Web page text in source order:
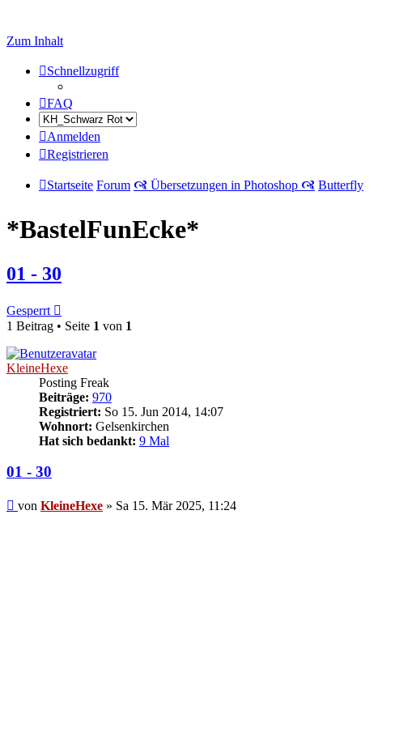
Zum Inhalt
Schnellzugriff
FAQ
Anmelden
Registrieren
Startseite Forum 🙧 Übersetzungen in Photoshop 🙧 Butterfly
*BastelFunEcke*
01 - 30
Gesperrt
1 Beitrag • Seite 1 von 1
KleineHexe
Posting Freak
Beiträge: 970
Registriert: So 15. Jun 2014, 14:07
Wohnort: Gelsenkirchen
Hat sich bedankt: 9 Mal
01 - 30
Beitrag
von KleineHexe » Sa 15. Mär 2025, 11:24